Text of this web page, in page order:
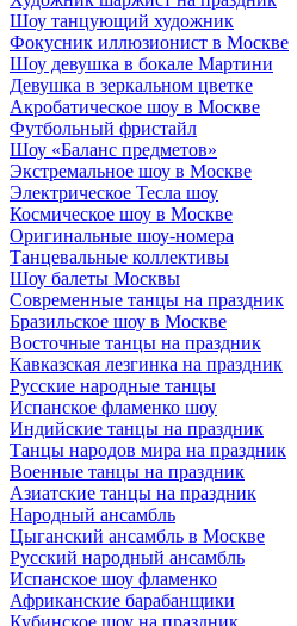
Шоу танцующий художник
Фокусник иллюзионист в Москве
Шоу девушка в бокале Мартини
Девушка в зеркальном цветке
Акробатическое шоу в Москве
Футбольный фристайл
Шоу «Баланс предметов»
Экстремальное шоу в Москве
Электрическое Тесла шоу
Космическое шоу в Москве
Оригинальные шоу-номера
Танцевальные коллективы
Шоу балеты Москвы
Современные танцы на праздник
Бразильское шоу в Москве
Восточные танцы на праздник
Кавказская лезгинка на праздник
Русские народные танцы
Испанское фламенко шоу
Индийские танцы на праздник
Танцы народов мира на праздник
Военные танцы на праздник
Азиатские танцы на праздник
Народный ансамбль
Цыганский ансамбль в Москве
Русский народный ансамбль
Испанское шоу фламенко
Африканские барабанщики
Кубинское шоу на праздник